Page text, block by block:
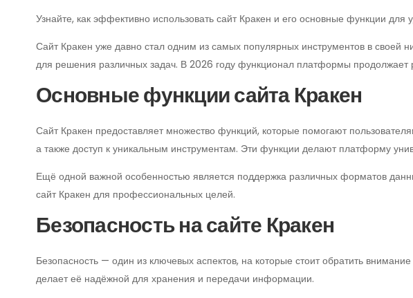
Узнайте, как эффективно использовать сайт Кракен и его основные функции для
Сайт Кракен уже давно стал одним из самых популярных инструментов в
для решения различных задач. В 2026 году функционал платформы продолжает
Основные функции сайта Кракен
Сайт Кракен предоставляет множество функций, которые помогают
а также доступ к уникальным инструментам. Эти функции делают платформу
Ещё одной важной особенностью является поддержка различных форматов
сайт Кракен для профессиональных целей.
Безопасность на сайте Кракен
Безопасность — один из ключевых аспектов, на которые стоит обратить
делает её надёжной для хранения и передачи информации.